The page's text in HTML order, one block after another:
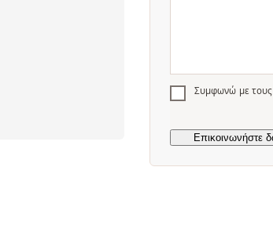
Συμφωνώ με τους